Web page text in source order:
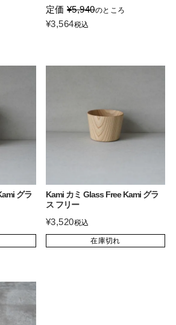
定価 ¥5,940のところ
¥3,564税込
グラ
Kami カミ Glass Free Kami グラ
ス フリー
¥3,520税込
在庫切れ